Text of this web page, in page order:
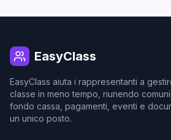
EasyClass
EasyClass aiuta i rappresentanti a
classe in meno tempo, riunendo
fondo cassa, pagamenti, eventi e
un unico posto.